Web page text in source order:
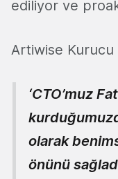
ediliyor ve
Artiwise Kurucu
‘CTO’muz
olarak
önünü